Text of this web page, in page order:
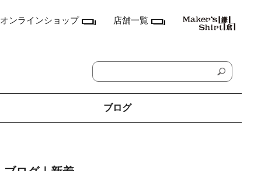
オンラインショップ 店舗一覧
ブログ